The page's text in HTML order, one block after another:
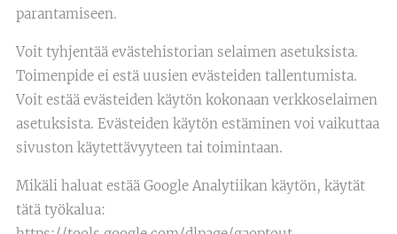
parantamiseen.
Voit tyhjentää evästehistorian selaimen asetuksista.
Toimenpide ei estä uusien evästeiden tallentumista.
Voit estää evästeiden käytön kokonaan verkkoselaimen
asetuksista. Evästeiden käytön estäminen voi vaikuttaa
sivuston käytettävyyteen tai toimintaan.
Mikäli haluat estää Google Analytiikan käytön, käytät
tätä työkalua: